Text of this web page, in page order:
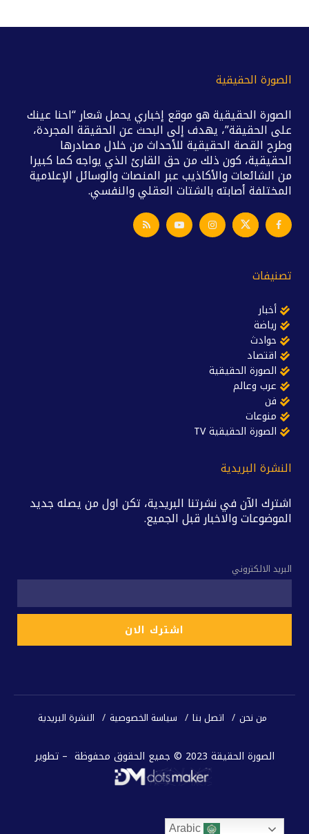
الصورة الحقيقية
الصورة الحقيقية هو موقع إخباري يحمل شعار “احنا عينك
على الحقيقة”، يهدف إلى البحث عن الحقيقة المجردة،
وطرح القصة الحقيقية للأحداث من خلال مصادرها
الحقيقية، كون ذلك من حق القارئ الذي يواجه كما كبيرا
من الشائعات والأكاذيب عبر المنصات والوسائل الإعلامية
المختلفة أصابته بالشتات العقلي والنفسي.
تصنيفات
أخبار
رياضة
حوادث
اقتصاد
الصورة الحقيقية
عرب وعالم
فن
منوعات
الصورة الحقيقية TV
النشرة البريدية
اشترك الآن في نشرتنا البريدية، تكن اول من يصله جديد
الموضوعات والاخبار قبل الجميع.
البريد الالكتروني
من نحن اتصل بنا سياسة الخصوصية النشرة البريدية
الصورة الحقيقة 2023 © جميع الحقوق محفوظة – تطوير